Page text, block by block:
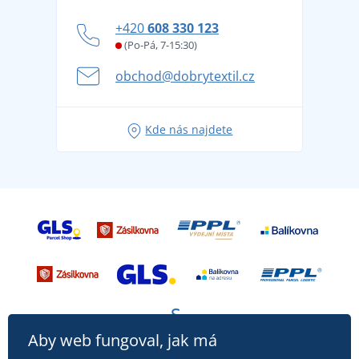
Věrnostní program BONTIS +
Letní dobrodružství začíná balením aneb připravte
se na dovolenou bez starostí
Tipy na svěží outfity pro pohodové léto
+420608 330 123
(Po-Pá, 7-15:30)
obchod@dobrytextil.cz
Kde nás najdete
Aby web fungoval, jak má